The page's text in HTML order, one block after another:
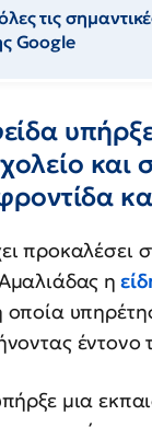
τις
Google
και
προκαλέσει
η
οποία
έντονο
μια